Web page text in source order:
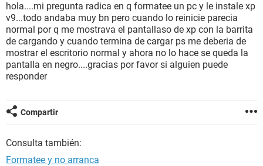
hola....mi pregunta radica en q formatee un pc y le instale xp
v9...todo andaba muy bn pero cuando lo reinicie parecia
normal por q me mostrava el pantallaso de xp con la barrita
de cargando y cuando termina de cargar ps me deberia de
mostrar el escritorio normal y ahora no lo hace se queda la
pantalla en negro....gracias por favor si alguien puede
responder
Compartir
Consulta también:
Formatee y no arranca